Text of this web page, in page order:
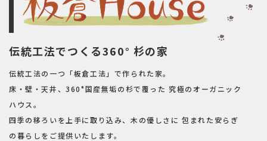
伝統工法でつくる360° 杉の家
伝統工法の一つ「板倉工法」で作られた家。
床・壁・天井、360°国産無垢の杉で覆った 究極のオーガニック
ハウス。
四季の移ろいを上手に取り込み、木の優しさに 包まれた安らぎ
の暮らしをご提供いたします。